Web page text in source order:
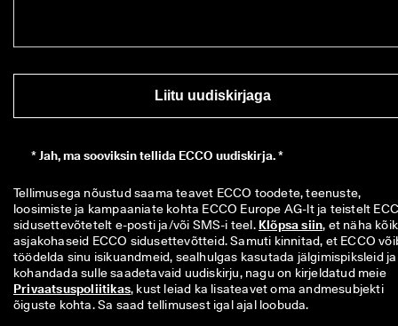
Liitu uudiskirjaga
*Jah, ma sooviksin tellida ECCO uudiskirja. *
Tellimusega nõustud saama teavet ECCO toodete, teenuste,
loosimiste ja kampaaniate kohta ECCO Europe AG-lt ja teistelt
sidusettevõtetelt e-posti ja/või SMS-i teel. Klõpsa siin, et näha
asjakohaseid ECCO sidusettevõtteid. Samuti kinnitad, et ECCO
töödelda sinu isikuandmeid, sealhulgas kasutada jälgimispiksleid ja
kohandada sulle saadetavaid uudiskirju, nagu on kirjeldatud meie
Privaatsuspoliitikas, kust leiad ka lisateavet oma andmesubjekti
õiguste kohta. Sa saad tellimusest igal ajal loobuda.